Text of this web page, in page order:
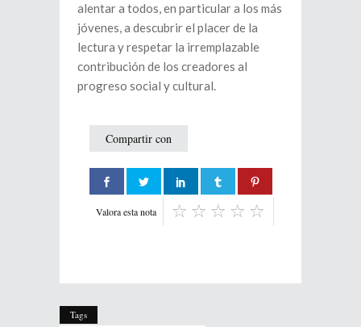
alentar a todos, en particular a los más
jóvenes, a descubrir el placer de la
lectura y respetar la irremplazable
contribución de los creadores al
progreso social y cultural.
Compartir con
Valora esta nota
Tags